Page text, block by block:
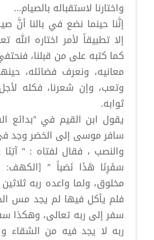
واختارنا لاستقباله بالصيام...
إنَّنا حينما نضع في بالنا أنَّ
إلا تطبيقاً لأمر اختاره الله
كما كتبه على من قبلنا،
معانيه، ونعرف فضائله،
وتعب، وإن شعرنا، فكله لأجل
ثوابه.
سافر موسى إلى الخضر وجد
والنصب ، فقال لفتاه : " آتِنَا
مخلوق، ولما واعده ربه
فلم يأكل فيها لم يجد مس
سفر إلى ربه تعالى، وهكذا
ربه لا يجد فيه من الشقاء